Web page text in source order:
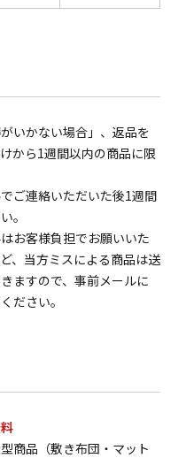
いかない場合」、返品を
から1週間以内の商品に限
ご連絡いただいた後1週間
。
お客様負担でお願いいた
、当方ミスによる商品は送
ますので、事前メールに
ださい。
商品（敷き布団・マット